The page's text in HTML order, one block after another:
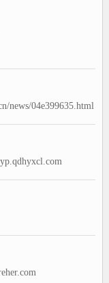
news/04e399635.html